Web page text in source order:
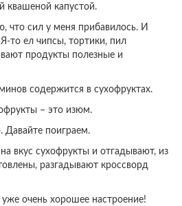
квашеной капустой.
что сил у меня прибавилось. И
то ел чипсы, тортики, пил
продукты полезные и
содержится в сухофруктах.
– это изюм.
Давайте поиграем.
вкус сухофрукты и отгадывают, из
разгадывают кроссворд
очень хорошее настроение!